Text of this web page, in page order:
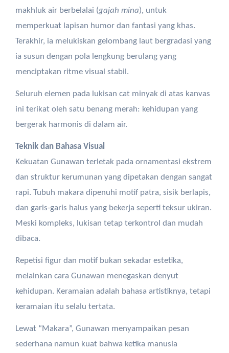
makhluk air berbelalai (gajah mina), untuk
memperkuat lapisan humor dan fantasi yang khas.
Terakhir, ia melukiskan gelombang laut bergradasi yang
ia susun dengan pola lengkung berulang yang
menciptakan ritme visual stabil.
Seluruh elemen pada lukisan cat minyak di atas kanvas
ini terikat oleh satu benang merah: kehidupan yang
bergerak harmonis di dalam air.
Teknik dan Bahasa Visual
Kekuatan Gunawan terletak pada ornamentasi ekstrem
dan struktur kerumunan yang dipetakan dengan sangat
rapi. Tubuh makara dipenuhi motif patra, sisik berlapis,
dan garis-garis halus yang bekerja seperti teksur ukiran.
Meski kompleks, lukisan tetap terkontrol dan mudah
dibaca.
Repetisi figur dan motif bukan sekadar estetika,
melainkan cara Gunawan menegaskan denyut
kehidupan. Keramaian adalah bahasa artistiknya, tetapi
keramaian itu selalu tertata.
Lewat “Makara”, Gunawan menyampaikan pesan
sederhana namun kuat bahwa ketika manusia